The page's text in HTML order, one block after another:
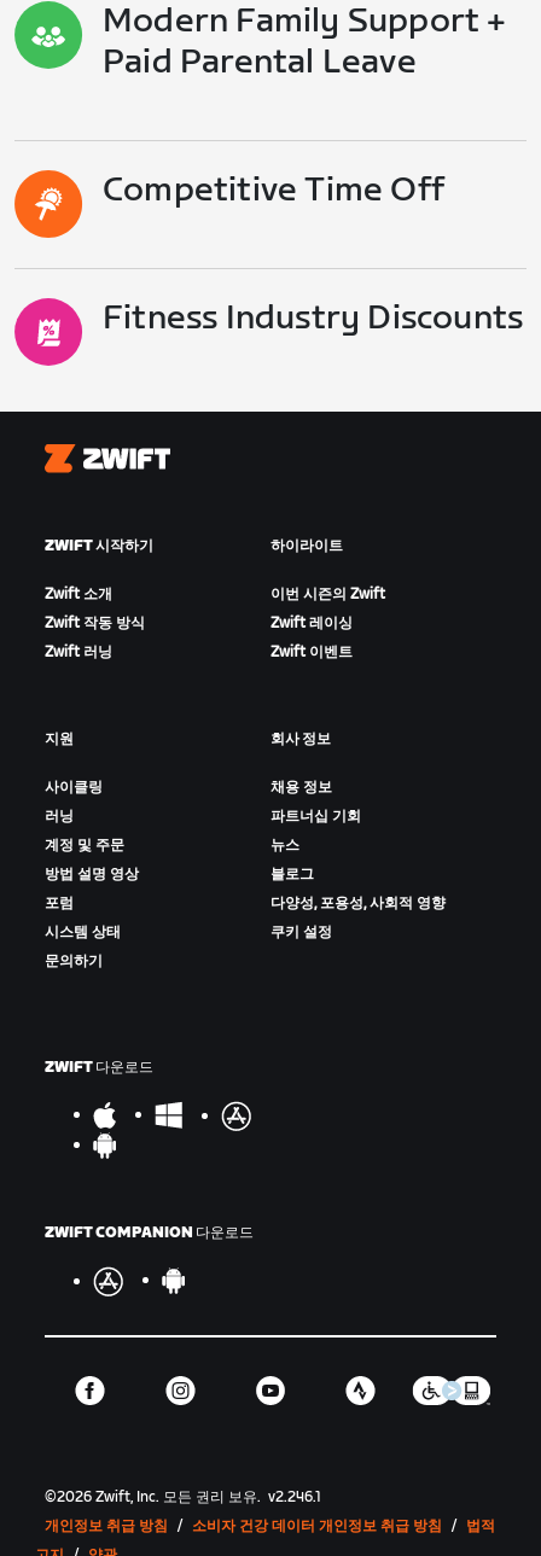
Modern Family Support +
Paid Parental Leave
Competitive Time Off
Fitness Industry Discounts
Zwift
ZWIFT 시작하기
Zwift 소개
Zwift 작동 방식
Zwift 러닝
하이라이트
이번 시즌의 Zwift
Zwift 레이싱
Zwift 이벤트
지원
사이클링
러닝
계정 및 주문
방법 설명 영상
포럼
시스템 상태
문의하기
회사 정보
채용 정보
파트너십 기회
뉴스
블로그
다양성, 포용성, 사회적 영향
쿠키 설정
ZWIFT 다운로드
ZWIFT COMPANION 다운로드
©2026 Zwift, Inc. 모든 권리 보유. v2.246.1
개인정보 취급 방침
/ 소비자 건강 데이터 개인정보 취급 방침 / 법적